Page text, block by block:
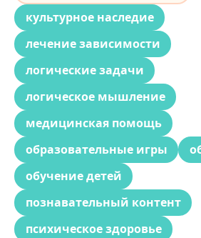
культурное наследие
лечение зависимости
логические задачи
логическое мышление
медицинская помощь
образовательные игры
обучение детей
познавательный контент
психическое здоровье